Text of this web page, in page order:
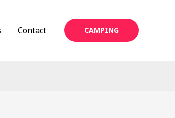
Contact CAMPING